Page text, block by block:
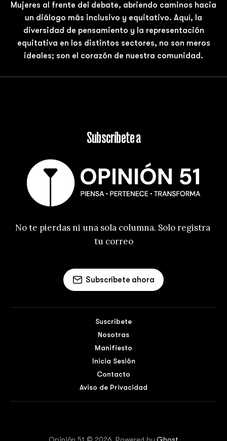
Mujeres al frente del debate, abriendo caminos hacia
un diálogo más inclusivo y equitativo. Aquí, la
diversidad de pensamiento y la representación
equitativa en los distintos sectores, no son meros
ideales; son el corazón de nuestra comunidad.
Subscríbete a
No te pierdas ni una sola columna. Solo registra
tu correo
Subscríbete ahora
Suscríbete
Nosotras
Manifiesto
Inicia Sesión
Contacto
Aviso de Privacidad